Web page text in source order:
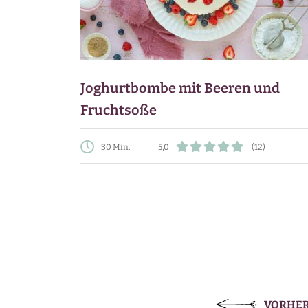
Joghurtbombe mit Beeren und
Fruchtsoße
30 Min. 5,0 (12)